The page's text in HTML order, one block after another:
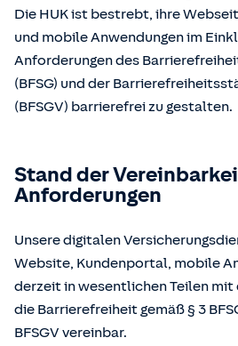
Die HUK ist bestrebt, ihre
und mobile Anwendungen im
Anforderungen des
(BFSG) und der
(BFSGV) barrierefrei zu gestalten.
Stand der
Anforderungen
Unsere digitalen
Website, Kundenportal, mobile
derzeit in wesentlichen Teilen mit
die Barrierefreiheit gemäß § 3
BFSGV vereinbar.